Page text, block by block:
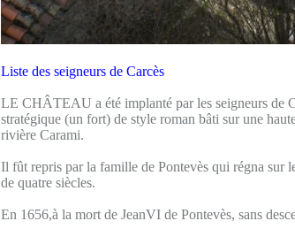
Liste des seigneurs de Carcès
LE CHÂTEAU a été implanté par les seigneurs de
stratégique (un fort) de style roman bâti sur une
rivière Carami.
Il fût repris par la famille de Pontevès qui régna sur
de quatre siècles.
En 1656,à la mort de JeanVI de Pontevès, sans